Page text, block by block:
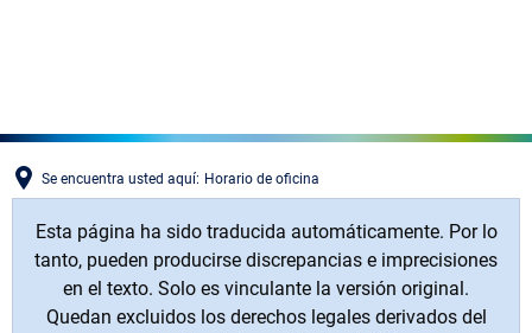
Se encuentra usted aquí: Horario de oficina
Esta página ha sido traducida automáticamente. Por lo
tanto, pueden producirse discrepancias e imprecisiones
en el texto. Solo es vinculante la versión original.
Quedan excluidos los derechos legales derivados del